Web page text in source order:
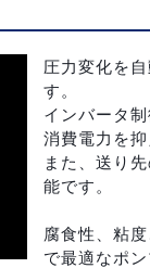
圧力変化を
す。
インバータ
消費電力を抑
また、送り
能です。
腐食性、粘
で最適なポ